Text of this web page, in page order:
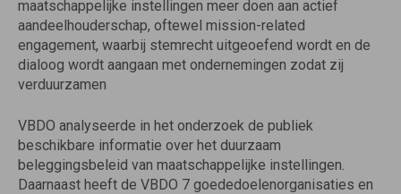
maatschappelijke instellingen meer doen aan actief
aandeelhouderschap, oftewel mission-related
engagement, waarbij stemrecht uitgeoefend wordt en de
dialoog wordt aangaan met ondernemingen zodat zij
verduurzamen
VBDO analyseerde in het onderzoek de publiek
beschikbare informatie over het duurzaam
beleggingsbeleid van maatschappelijke instellingen.
Daarnaast heeft de VBDO 7 goededoelenorganisaties en